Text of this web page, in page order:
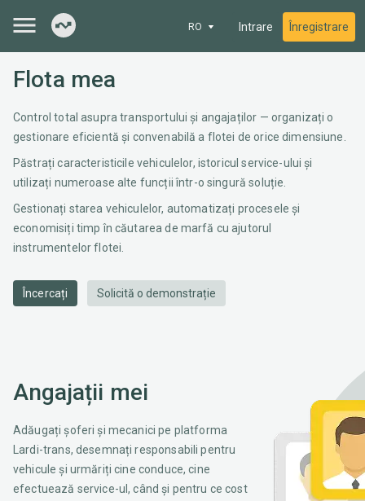
RO Intrare Înregistrare
Flota mea
Control total asupra transportului și angajaților — organizați o
gestionare eficientă și convenabilă a flotei de orice dimensiune.
Păstrați caracteristicile vehiculelor, istoricul service-ului și
utilizați numeroase alte funcții într-o singură soluție.
Gestionați starea vehiculelor, automatizați procesele și
economisiți timp în căutarea de marfă cu ajutorul
instrumentelor flotei.
Încercați Solicită o demonstrație
Angajații mei
Adăugați șoferi și mecanici pe platforma
Lardi-trans, desemnați responsabili pentru
vehicule și urmăriți cine conduce, cine
efectuează service-ul, când și pentru ce cost